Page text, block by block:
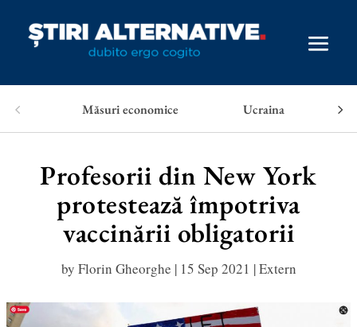
Măsuri economice Ucraina
Profesorii din New York
protestează împotriva
vaccinării obligatorii
by Florin Gheorghe | 15 Sep 2021 |Extern